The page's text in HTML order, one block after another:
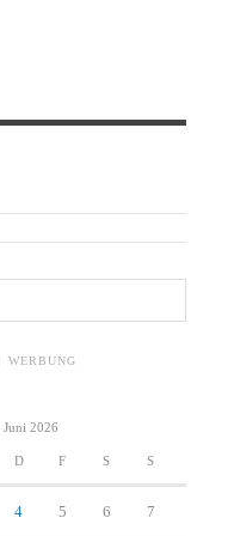
Juni 2026
D F S S
4 5 6 7